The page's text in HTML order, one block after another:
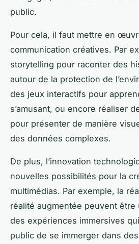
public.
Pour cela, il faut mettre en
communication créatives. Par
storytelling pour raconter des
autour de la protection de
des jeux interactifs pour
s’amusant, ou encore réaliser
pour présenter de manière
des données complexes.
De plus, l’innovation
nouvelles possibilités pour la
multimédias. Par exemple, la
réalité augmentée peuvent
des expériences immersives
public de se immerger dans